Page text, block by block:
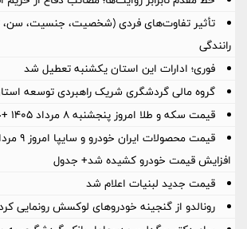
تأثیر تفاوت‌های فردی (شخصیت، جنسیت،
رانندگی
فوری؛ ادارات این استان یکشنبه تعطیل شد
گروه مالی گردشگری شریک راهبردی توسعه
قیمت سکه و طلا امروز پنجشنبه ۸ مرداد ۱۴۰۵ +جدول
افزایش قیمت خودرو کشیده شد+ جدول
قیمت جدید لبنیات اعلام شد
رونالدو از گنجینه خودروهای لوکسش رونمایی